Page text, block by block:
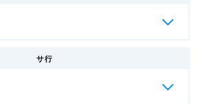
サ行